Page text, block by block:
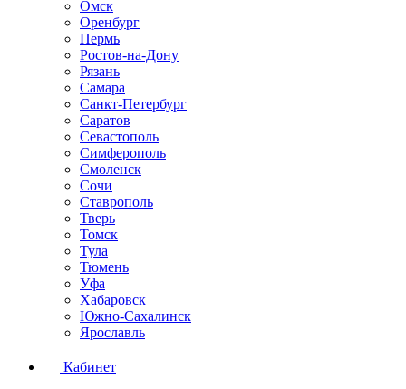
Омск
Оренбург
Пермь
Ростов-на-Дону
Рязань
Самара
Санкт-Петербург
Саратов
Севастополь
Симферополь
Смоленск
Сочи
Ставрополь
Тверь
Томск
Тула
Тюмень
Уфа
Хабаровск
Южно-Сахалинск
Ярославль
Кабинет